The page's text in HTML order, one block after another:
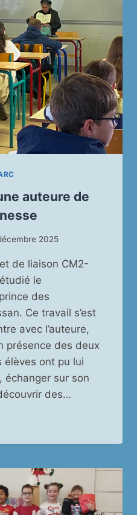
auteure de
2025
de liaison CM2-
le
des
Ce travail s’est
avec l’auteure,
présence des deux
élèves ont pu lui
échanger sur son
des…